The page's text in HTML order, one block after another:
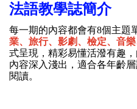
法語教學誌簡介
每一期的內容都會有8個主題
業、旅行、影劇、檢定、音
式呈現，精彩易懂活潑有趣
內容深入淺出，適合各年齡
閱讀。